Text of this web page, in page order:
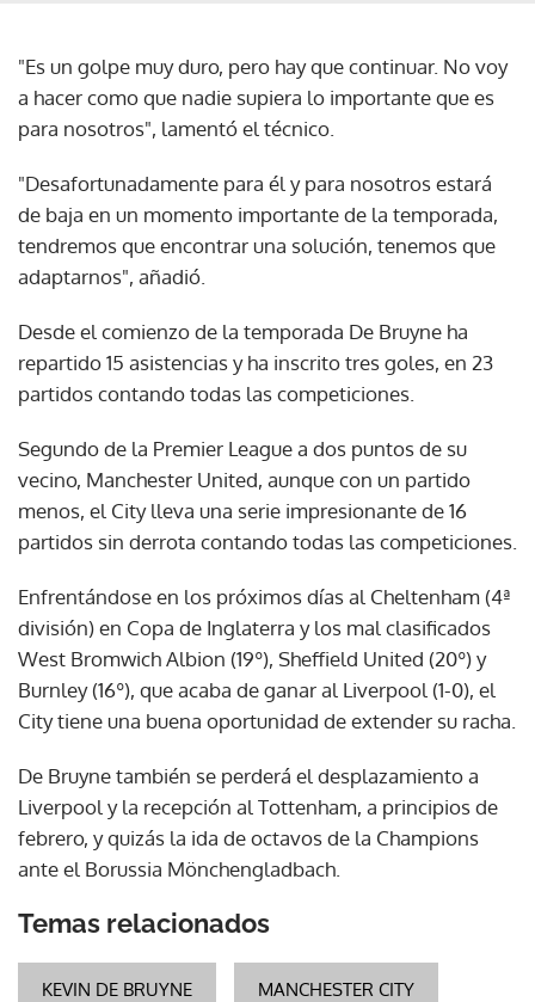
"Es un golpe muy duro, pero hay que continuar. No voy
a hacer como que nadie supiera lo importante que es
para nosotros", lamentó el técnico.
"Desafortunadamente para él y para nosotros estará
de baja en un momento importante de la temporada,
tendremos que encontrar una solución, tenemos que
adaptarnos", añadió.
Desde el comienzo de la temporada De Bruyne ha
repartido 15 asistencias y ha inscrito tres goles, en 23
partidos contando todas las competiciones.
Segundo de la Premier League a dos puntos de su
vecino, Manchester United, aunque con un partido
menos, el City lleva una serie impresionante de 16
partidos sin derrota contando todas las competiciones.
Enfrentándose en los próximos días al Cheltenham (4ª
división) en Copa de Inglaterra y los mal clasificados
West Bromwich Albion (19º), Sheffield United (20º) y
Burnley (16º), que acaba de ganar al Liverpool (1-0), el
City tiene una buena oportunidad de extender su racha.
De Bruyne también se perderá el desplazamiento a
Liverpool y la recepción al Tottenham, a principios de
febrero, y quizás la ida de octavos de la Champions
ante el Borussia Mönchengladbach.
Temas relacionados
KEVIN DE BRUYNE MANCHESTER CITY